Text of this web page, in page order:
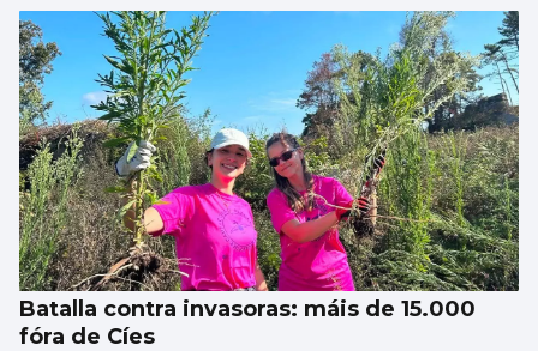
Batalla contra invasoras: máis de 15.000
fóra de Cíes